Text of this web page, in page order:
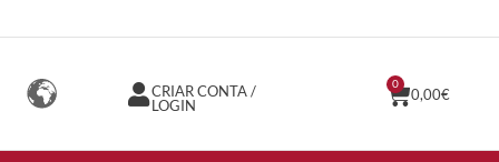
CRIAR CONTA /
LOGIN
0,00€
0